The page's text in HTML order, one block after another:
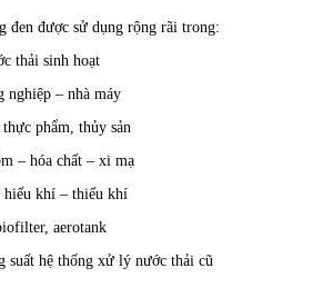
đen được sử dụng rộng rãi trong:
thải sinh hoạt
nghiệp – nhà máy
phẩm, thủy sản
– hóa chất – xi mạ
hiếu khí – thiếu khí
aerotank
suất hệ thống xử lý nước thải cũ